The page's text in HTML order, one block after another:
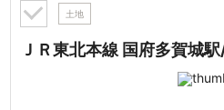
土地
ＪＲ東北本線 国府多賀城